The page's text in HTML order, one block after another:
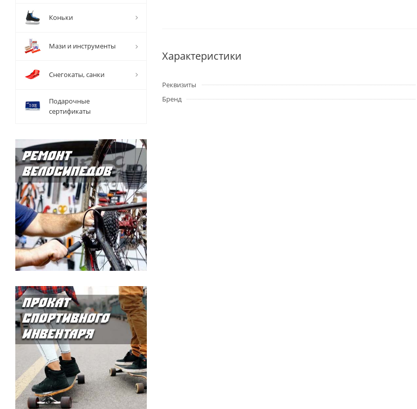
Характеристики
Реквизиты
Бренд
Коньки
Мази и инструменты
Снегокаты, санки
Подарочные
сертификаты